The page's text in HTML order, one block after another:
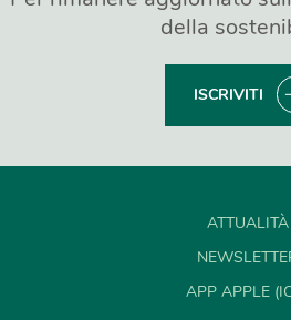
della
ISCRIVITI
ATTUALITÀ
APP APPLE